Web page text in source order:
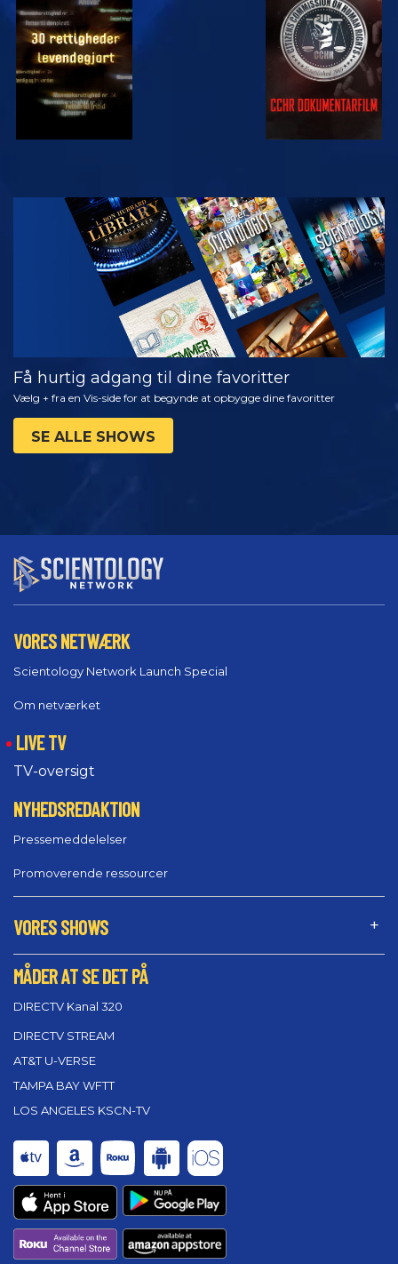
SE SE
SE
UDFORSK
SERIEN
Få hurtig adgang til dine favoritter
Vælg + fra en Vis-side for at begynde at opbygge dine favoritter
SE ALLE SHOWS
VORES NETWÆRK
Scientology Network Launch Special
Om netværket
LIVE TV
TV-oversigt
NYHEDSREDAKTION
Pressemeddelelser
Promoverende ressourcer
VORES SHOWS
MÅDER AT SE DET PÅ
DIRECTV Kanal 320
DIRECTV STREAM
AT&T U-VERSE
TAMPA BAY WFTT
LOS ANGELES KSCN-TV